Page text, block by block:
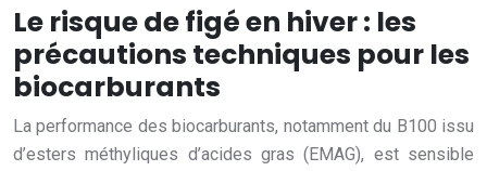
Le risque de figé en hiver : les
précautions techniques pour les
biocarburants
La performance des biocarburants, notamment du B100 issu
d’esters méthyliques d’acides gras (EMAG), est sensible